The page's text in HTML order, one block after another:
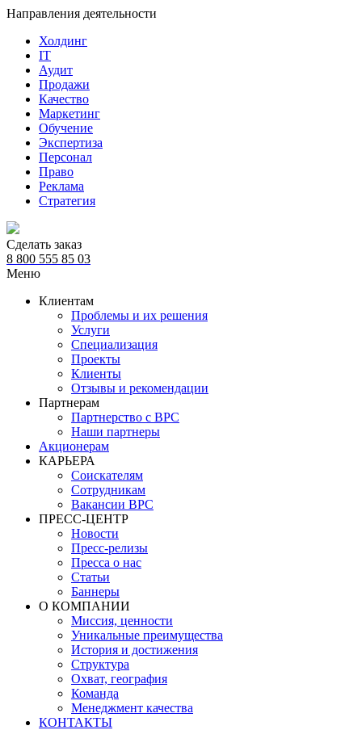
Направления деятельности
Холдинг
IT
Аудит
Продажи
Качество
Маркетинг
Обучение
Экспертиза
Персонал
Право
Реклама
Стратегия
Сделать заказ
8 800 555 85 03
Меню
Клиентам
Проблемы и их решения
Услуги
Специализация
Проекты
Клиенты
Отзывы и рекомендации
Партнерам
Партнерство с BPC
Наши партнеры
Акционерам
КАРЬЕРА
Соискателям
Сотрудникам
Вакансии BPC
ПРЕСС-ЦЕНТР
Новости
Пресс-релизы
Пресса о нас
Статьи
Баннеры
О КОМПАНИИ
Миссия, ценности
Уникальные преимущества
История и достижения
Структура
Охват, география
Команда
Менеджмент качества
КОНТАКТЫ